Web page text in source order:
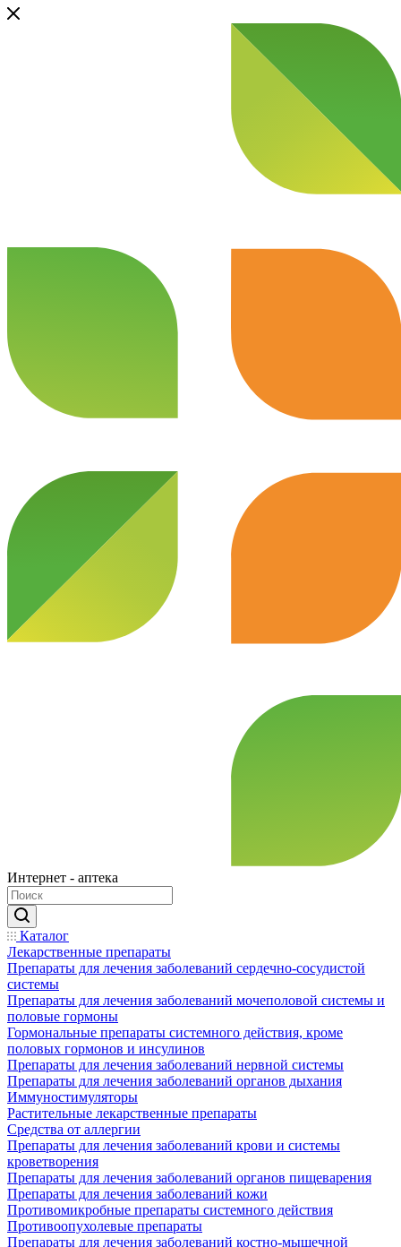
Интернет - аптека
Каталог
Лекарственные препараты
Препараты для лечения заболеваний сердечно-сосудистой
системы
Препараты для лечения заболеваний мочеполовой системы и
половые гормоны
Гормональные препараты системного действия, кроме
половых гормонов и инсулинов
Препараты для лечения заболеваний нервной системы
Препараты для лечения заболеваний органов дыхания
Иммуностимуляторы
Растительные лекарственные препараты
Средства от аллергии
Препараты для лечения заболеваний крови и системы
кроветворения
Препараты для лечения заболеваний органов пищеварения
Препараты для лечения заболеваний кожи
Противомикробные препараты системного действия
Противоопухолевые препараты
Препараты для лечения заболеваний костно-мышечной